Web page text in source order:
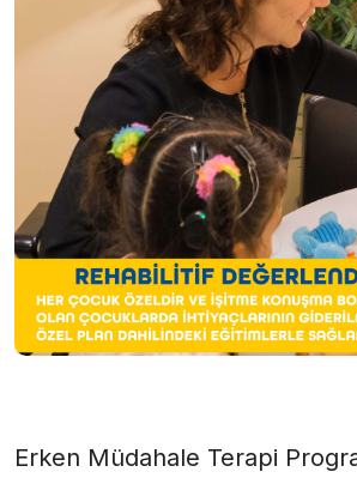
Erken Müdahale Terapi